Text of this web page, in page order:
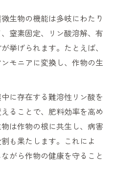
きを最大化する活用法
微生物の力が不可欠
立つ土壌微生物の働き
環境を健全に保つ理由
障害リスクを減らす方
性が連作障害抑制に有効
的な土壌微生物活用事例
トと微生物資材の効果比
生物の機能は多岐にわたり
窒素固定、リン酸溶解、有
挙げられます。たとえば、
モニアに変換し、作物の生
に存在する難溶性リン酸を
ることで、肥料効率を高め
は作物の根に共生し、病害
も果たします。これによ
がら作物の健康を守ること